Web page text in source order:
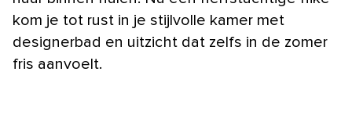
kom je tot rust in je stijlvolle kamer met
designerbad en uitzicht dat zelfs in de zomer
fris aanvoelt.